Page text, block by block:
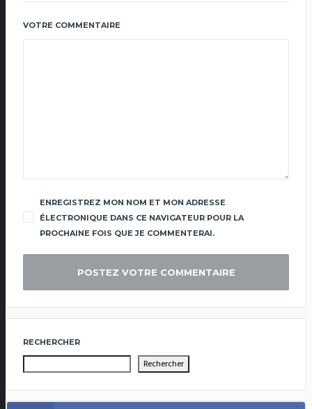
VOTRE COMMENTAIRE
ENREGISTREZ MON NOM ET MON ADRESSE
ÉLECTRONIQUE DANS CE NAVIGATEUR POUR LA
PROCHAINE FOIS QUE JE COMMENTERAI.
RECHERCHER
Rechercher